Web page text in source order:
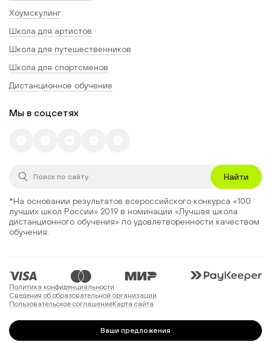
Хоумскулинг
Школа для артистов
Школа для путешественников
Школа для спортсменов
Дистанционное обучение
Мы в соцсетях
Найти
*На основании результатов всероссийского конкурса «100
лучших школ России» 2019 в номинации «Лучшая школа
дистанционного обучения» по удовлетворенности качеством
обучения.
Политика конфиденциальности
Сведения об образовательной организации
Пользовательское соглашениеКарта сайта
Ваши предложения